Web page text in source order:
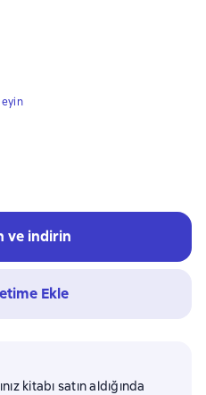
ve indirin
Ekle
kitabı satın aldığında